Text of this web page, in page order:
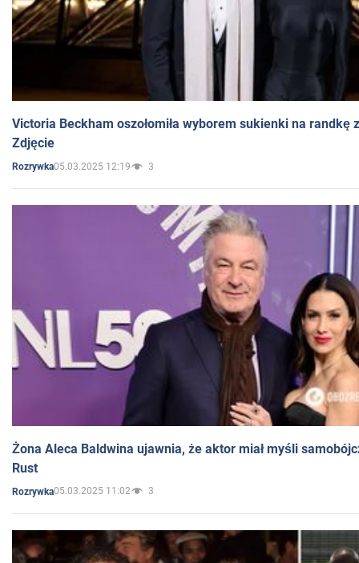
Victoria Beckham oszołomiła wyborem sukienki na randkę
Zdjęcie
Rozrywka05.03.2025 12:19 3
Żona Aleca Baldwina ujawnia, że aktor miał myśli
Rust
Rozrywka05.03.2025 11:02 3